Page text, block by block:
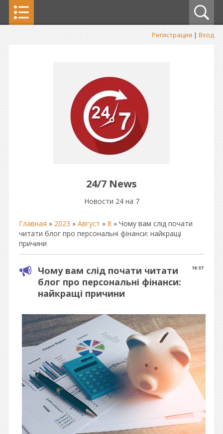
Регистрация | Вход
24/7 News
Новости 24 на 7
Главная » 2023 » Август » 8 » Чому вам слід почати
читати блог про персональні фінанси: найкращі
причини
18:37
Чому вам слід почати читати
блог про персональні фінанси:
найкращі причини